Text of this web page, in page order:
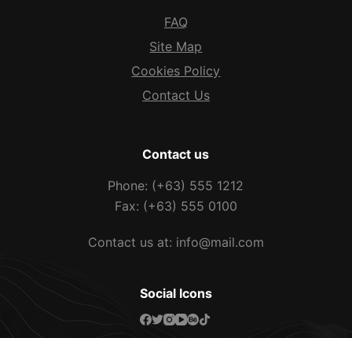
FAQ
Site Map
Cookies Policy
Contact Us
Contact us
Phone: (+63) 555 1212
Fax: (+63) 555 0100
Contact us at: info@mail.com
Social Icons